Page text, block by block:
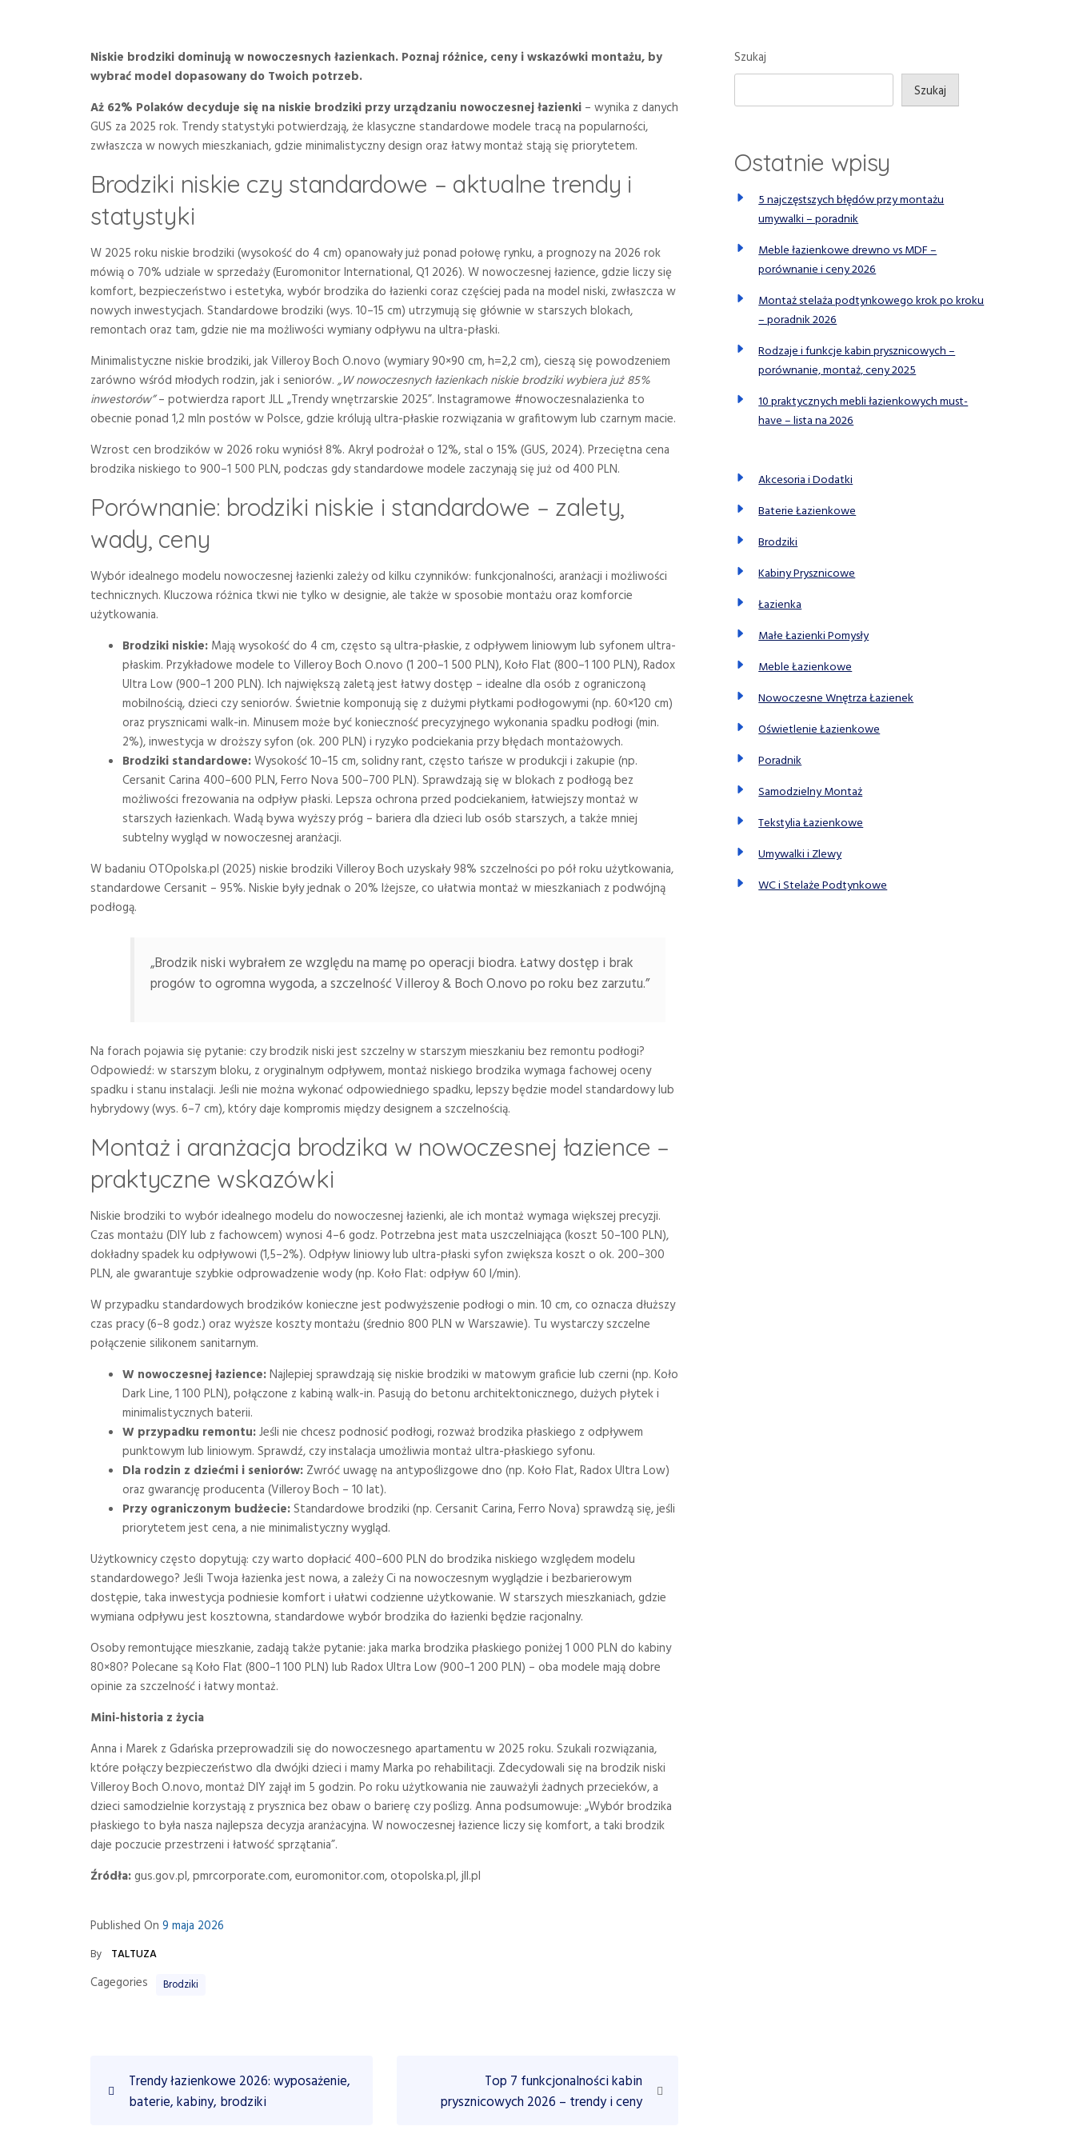
Niskie brodziki dominują w nowoczesnych łazienkach. Poznaj różnice, ceny i wskazówki montażu, by
wybrać model dopasowany do Twoich potrzeb.
Aż 62% Polaków decyduje się na niskie brodziki przy urządzaniu nowoczesnej łazienki – wynika z danych
GUS za 2025 rok. Trendy statystyki potwierdzają, że klasyczne standardowe modele tracą na popularności,
zwłaszcza w nowych mieszkaniach, gdzie minimalistyczny design oraz łatwy montaż stają się priorytetem.
Brodziki niskie czy standardowe – aktualne trendy i
statystyki
W 2025 roku niskie brodziki (wysokość do 4 cm) opanowały już ponad połowę rynku, a prognozy na 2026 rok
mówią o 70% udziale w sprzedaży (Euromonitor International, Q1 2026). W nowoczesnej łazience, gdzie liczy się
komfort, bezpieczeństwo i estetyka, wybór brodzika do łazienki coraz częściej pada na model niski, zwłaszcza w
nowych inwestycjach. Standardowe brodziki (wys. 10–15 cm) utrzymują się głównie w starszych blokach,
remontach oraz tam, gdzie nie ma możliwości wymiany odpływu na ultra-płaski.
Minimalistyczne niskie brodziki, jak Villeroy Boch O.novo (wymiary 90×90 cm, h=2,2 cm), cieszą się powodzeniem
zarówno wśród młodych rodzin, jak i seniorów.„W nowoczesnych łazienkach niskie brodziki wybiera już 85%
inwestorów”– potwierdza raport JLL „Trendy wnętrzarskie 2025”. Instagramowe #nowoczesnalazienka to
obecnie ponad 1,2 mln postów w Polsce, gdzie królują ultra-płaskie rozwiązania w grafitowym lub czarnym macie.
Wzrost cen brodzików w 2026 roku wyniósł 8%. Akryl podrożał o 12%, stal o 15% (GUS, 2024). Przeciętna cena
brodzika niskiego to 900–1 500 PLN, podczas gdy standardowe modele zaczynają się już od 400 PLN.
Porównanie: brodziki niskie i standardowe – zalety,
wady, ceny
Wybór idealnego modelu nowoczesnej łazienki zależy od kilku czynników: funkcjonalności, aranżacji i możliwości
technicznych. Kluczowa różnica tkwi nie tylko w designie, ale także w sposobie montażu oraz komforcie
użytkowania.
Brodziki niskie: Mają wysokość do 4 cm, często są ultra-płaskie, z odpływem liniowym lub syfonem ultra-
płaskim. Przykładowe modele to Villeroy Boch O.novo (1 200–1 500 PLN), Koło Flat (800–1 100 PLN), Radox
Ultra Low (900–1 200 PLN). Ich największą zaletą jest łatwy dostęp – idealne dla osób z ograniczoną
mobilnością, dzieci czy seniorów. Świetnie komponują się z dużymi płytkami podłogowymi (np. 60×120 cm)
oraz prysznicami walk-in. Minusem może być konieczność precyzyjnego wykonania spadku podłogi (min.
2%), inwestycja w droższy syfon (ok. 200 PLN) i ryzyko podciekania przy błędach montażowych.
Brodziki standardowe:Wysokość 10–15 cm, solidny rant, często tańsze w produkcji i zakupie (np.
Cersanit Carina 400–600 PLN, Ferro Nova 500–700 PLN). Sprawdzają się w blokach z podłogą bez
możliwości frezowania na odpływ płaski. Lepsza ochrona przed podciekaniem, łatwiejszy montaż w
starszych łazienkach. Wadą bywa wyższy próg – bariera dla dzieci lub osób starszych, a także mniej
subtelny wygląd w nowoczesnej aranżacji.
W badaniu OTOpolska.pl (2025) niskie brodziki Villeroy Boch uzyskały 98% szczelności po pół roku użytkowania,
standardowe Cersanit – 95%. Niskie były jednak o 20% lżejsze, co ułatwia montaż w mieszkaniach z podwójną
podłogą.
„Brodzik niski wybrałem ze względu na mamę po operacji biodra. Łatwy dostęp i brak
progów to ogromna wygoda, a szczelność Villeroy & Boch O.novo po roku bez zarzutu.”
Na forach pojawia się pytanie: czy brodzik niski jest szczelny w starszym mieszkaniu bez remontu podłogi?
Odpowiedź: w starszym bloku, z oryginalnym odpływem, montaż niskiego brodzika wymaga fachowej oceny
spadku i stanu instalacji. Jeśli nie można wykonać odpowiedniego spadku, lepszy będzie model standardowy lub
hybrydowy (wys. 6–7 cm), który daje kompromis między designem a szczelnością.
Montaż i aranżacja brodzika w nowoczesnej łazience –
praktyczne wskazówki
Niskie brodziki to wybór idealnego modelu do nowoczesnej łazienki, ale ich montaż wymaga większej precyzji.
Czas montażu (DIY lub z fachowcem) wynosi 4–6 godz. Potrzebna jest mata uszczelniająca (koszt 50–100 PLN),
dokładny spadek ku odpływowi (1,5–2%). Odpływ liniowy lub ultra-płaski syfon zwiększa koszt o ok. 200–300
PLN, ale gwarantuje szybkie odprowadzenie wody (np. Koło Flat: odpływ 60 l/min).
W przypadku standardowych brodzików konieczne jest podwyższenie podłogi o min. 10 cm, co oznacza dłuższy
czas pracy (6–8 godz.) oraz wyższe koszty montażu (średnio 800 PLN w Warszawie). Tu wystarczy szczelne
połączenie silikonem sanitarnym.
W nowoczesnej łazience:Najlepiej sprawdzają się niskie brodziki w matowym graficie lub czerni (np. Koło
Dark Line, 1 100 PLN), połączone z kabiną walk-in. Pasują do betonu architektonicznego, dużych płytek i
minimalistycznych baterii.
W przypadku remontu:Jeśli nie chcesz podnosić podłogi, rozważ brodzika płaskiego z odpływem
punktowym lub liniowym. Sprawdź, czy instalacja umożliwia montaż ultra-płaskiego syfonu.
Dla rodzin z dziećmi i seniorów: Zwróć uwagę na antypoślizgowe dno (np. Koło Flat, Radox Ultra Low)
oraz gwarancję producenta (Villeroy Boch – 10 lat).
Przy ograniczonym budżecie:Standardowe brodziki (np. Cersanit Carina, Ferro Nova) sprawdzą się, jeśli
priorytetem jest cena, a nie minimalistyczny wygląd.
Użytkownicy często dopytują: czy warto dopłacić 400–600 PLN do brodzika niskiego względem modelu
standardowego? Jeśli Twoja łazienka jest nowa, a zależy Ci na nowoczesnym wyglądzie i bezbarierowym
dostępie, taka inwestycja podniesie komfort i ułatwi codzienne użytkowanie. W starszych mieszkaniach, gdzie
wymiana odpływu jest kosztowna, standardowe wybór brodzika do łazienki będzie racjonalny.
Osoby remontujące mieszkanie, zadają także pytanie: jaka marka brodzika płaskiego poniżej 1 000 PLN do kabiny
80×80? Polecane są Koło Flat (800–1 100 PLN) lub Radox Ultra Low (900–1 200 PLN) – oba modele mają dobre
opinie za szczelność i łatwy montaż.
Mini-historia z życia
Anna i Marek z Gdańska przeprowadzili się do nowoczesnego apartamentu w 2025 roku. Szukali rozwiązania,
które połączy bezpieczeństwo dla dwójki dzieci i mamy Marka po rehabilitacji. Zdecydowali się na brodzik niski
Villeroy Boch O.novo, montaż DIY zajął im 5 godzin. Po roku użytkowania nie zauważyli żadnych przecieków, a
dzieci samodzielnie korzystają z prysznica bez obaw o barierę czy poślizg. Anna podsumowuje: „Wybór brodzika
płaskiego to była nasza najlepsza decyzja aranżacyjna. W nowoczesnej łazience liczy się komfort, a taki brodzik
daje poczucie przestrzeni i łatwość sprzątania”.
Źródła:gus.gov.pl, pmrcorporate.com, euromonitor.com, otopolska.pl, jll.pl
Published On9 maja 2026
By TALTUZA
Cagegories Brodziki
P
r
Trendy łazienkowe 2026: wyposażenie,
baterie, kabiny, brodziki
Top 7 funkcjonalności kabin
prysznicowych 2026 – trendy i ceny
Szukaj
Szukaj
Ostatnie wpisy
5 najczęstszych błędów przy montażu
umywalki – poradnik
Meble łazienkowe drewno vs MDF –
porównanie i ceny 2026
Montaż stelaża podtynkowego krok po kroku
– poradnik 2026
Rodzaje i funkcje kabin prysznicowych –
porównanie, montaż, ceny 2025
10 praktycznych mebli łazienkowych must-
have – lista na 2026
Akcesoria i Dodatki
Baterie Łazienkowe
Brodziki
Kabiny Prysznicowe
Łazienka
Małe Łazienki Pomysły
Meble Łazienkowe
Nowoczesne Wnętrza Łazienek
Oświetlenie Łazienkowe
Poradnik
Samodzielny Montaż
Tekstylia Łazienkowe
Umywalki i Zlewy
WC i Stelaże Podtynkowe